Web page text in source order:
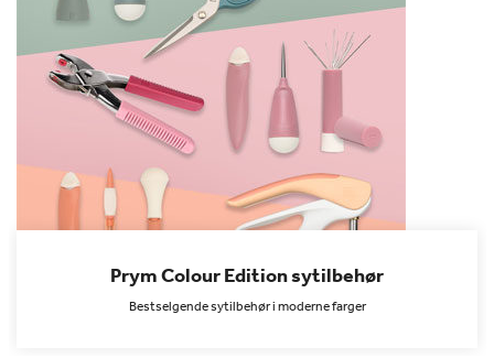
Prym Colour Edition sytilbehør
Bestselgende sytilbehør i moderne farger